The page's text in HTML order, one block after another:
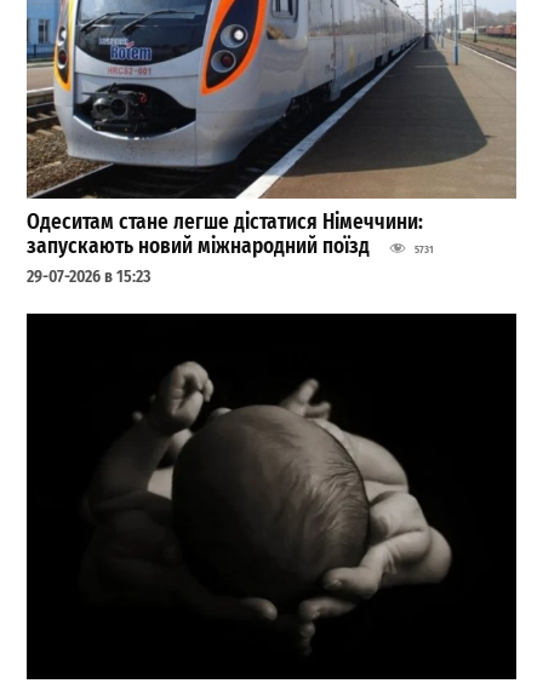
Одеситам стане легше дістатися Німеччини:
запускають новий міжнародний поїзд
5731
29-07-2026 в 15:23